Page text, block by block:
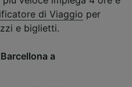
di Viaggio per
e biglietti.
a